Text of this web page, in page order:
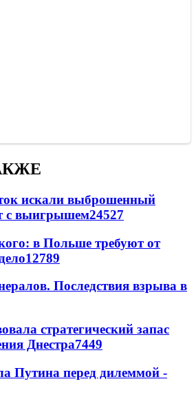
искали выброшенный
с выигрышем24527
в Польше требуют от
12789
Последствия взрыва в
стратегический запас
Днестра7449
Путина перед дилеммой -